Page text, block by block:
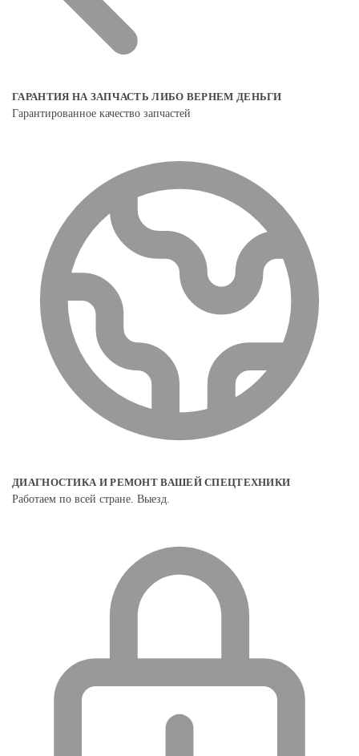
ГАРАНТИЯ НА ЗАПЧАСТЬ ЛИБО ВЕРНЕМ ДЕНЬГИ
Гарантированное качество запчастей
ДИАГНОСТИКА И РЕМОНТ ВАШЕЙ СПЕЦТЕХНИКИ
Работаем по всей стране. Выезд.